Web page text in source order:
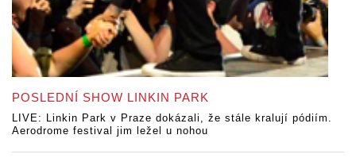
POSLEDNÍ SHOW LINKIN PARK
LIVE: Linkin Park v Praze dokázali, že stále kralují pódiím.
Aerodrome festival jim ležel u nohou